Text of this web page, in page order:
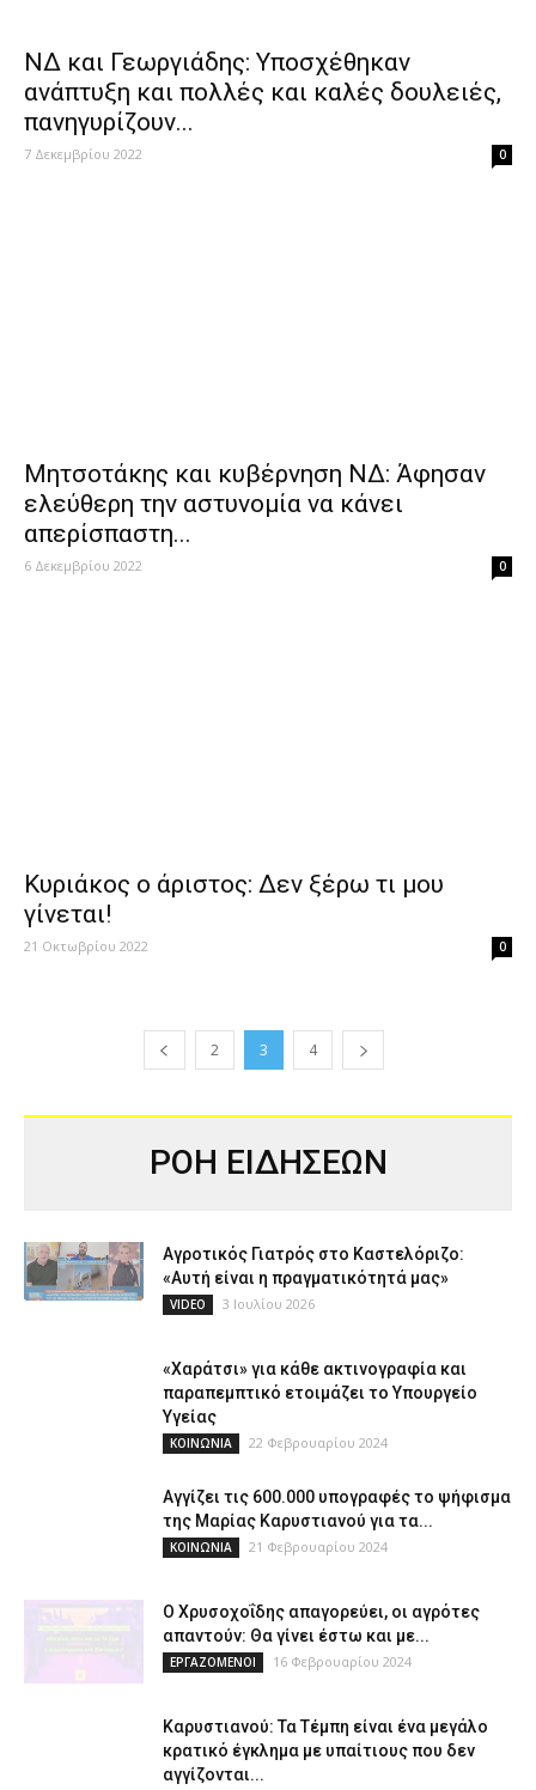
ΝΔ και Γεωργιάδης: Υποσχέθηκαν
ανάπτυξη και πολλές και καλές δουλειές,
πανηγυρίζουν...
7 Δεκεμβρίου 2022 0
Μητσοτάκης και κυβέρνηση ΝΔ: Άφησαν
ελεύθερη την αστυνομία να κάνει
απερίσπαστη...
6 Δεκεμβρίου 2022 0
Κυριάκος ο άριστος: Δεν ξέρω τι μου
γίνεται!
21 Οκτωβρίου 2022 0
2 3 4
ΡΟΗ ΕΙΔΗΣΕΩΝ
Αγροτικός Γιατρός στο Καστελόριζο:
«Αυτή είναι η πραγματικότητά μας»
VIDEO 3 Ιουλίου 2026
«Χαράτσι» για κάθε ακτινογραφία και
παραπεμπτικό ετοιμάζει το Υπουργείο
Υγείας
ΚΟΙΝΩΝΙΑ 22 Φεβρουαρίου 2024
Αγγίζει τις 600.000 υπογραφές το ψήφισμα
της Μαρίας Καρυστιανού για τα...
ΚΟΙΝΩΝΙΑ 21 Φεβρουαρίου 2024
Ο Χρυσοχοΐδης απαγορεύει, οι αγρότες
απαντούν: Θα γίνει έστω και με...
ΕΡΓΑΖΟΜΕΝΟΙ 16 Φεβρουαρίου 2024
Καρυστιανού: Τα Τέμπη είναι ένα μεγάλο
κρατικό έγκλημα με υπαίτιους που δεν
αγγίζονται...